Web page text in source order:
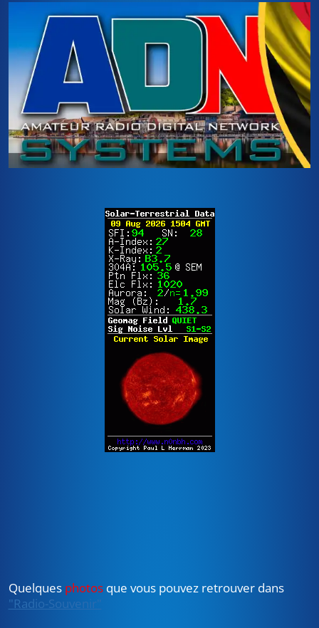
Quelques photosque vous pouvez retrouver dans
"Radio-Souvenir"